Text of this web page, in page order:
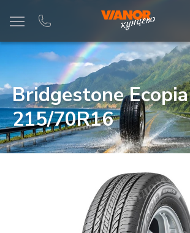
Bridgestone
215/70R16
Информация Фото товара